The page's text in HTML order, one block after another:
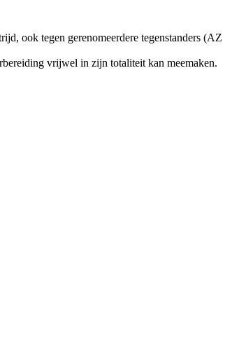
ook tegen gerenomeerdere tegenstanders (AZ
vrijwel in zijn totaliteit kan meemaken.